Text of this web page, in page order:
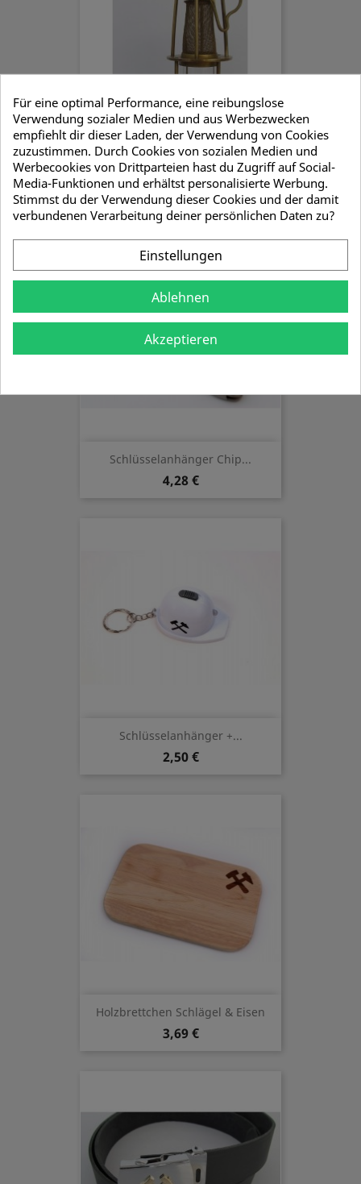
Mini Wetterlampen Set
35,58 €
Schlüsselanhänger Chip...
4,28 €
Schlüsselanhänger +...
2,50 €
Holzbrettchen Schlägel & Eisen
3,69 €
Für eine optimal Performance, eine reibungslose
Verwendung sozialer Medien und aus Werbezwecken
empfiehlt dir dieser Laden, der Verwendung von Cookies
zuzustimmen. Durch Cookies von sozialen Medien und
Werbecookies von Drittparteien hast du Zugriff auf Social-
Media-Funktionen und erhältst personalisierte Werbung.
Stimmst du der Verwendung dieser Cookies und der damit
verbundenen Verarbeitung deiner persönlichen Daten zu?
Einstellungen
Ablehnen
Akzeptieren